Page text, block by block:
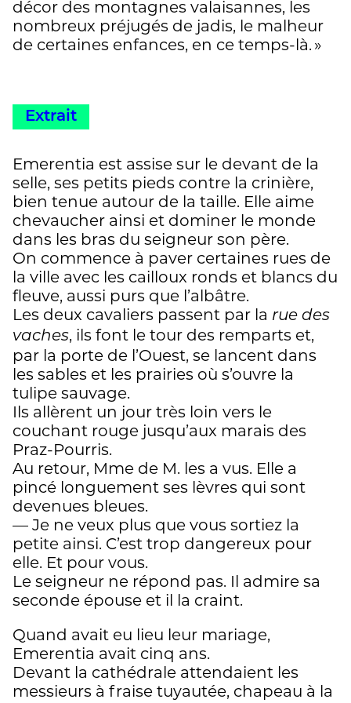
Françoise Berclaz
décor des montagnes valaisannes, les
nombreux préjugés de jadis, le malheur
de certaines enfances, en ce temps-là. »
Extrait
Emerentia est assise sur le devant de la
selle, ses petits pieds contre la crinière,
bien tenue autour de la taille. Elle aime
chevaucher ainsi et dominer le monde
dans les bras du seigneur son père.
On commence à paver certaines rues de
la ville avec les cailloux ronds et blancs du
fleuve, aussi purs que l’albâtre.
Les deux cavaliers passent par la rue des
vaches, ils font le tour des remparts et,
par la porte de l’Ouest, se lancent dans
les sables et les prairies où s’ouvre la
tulipe sauvage.
Ils allèrent un jour très loin vers le
couchant rouge jusqu’aux marais des
Praz-Pourris.
Au retour, Mme de M. les a vus. Elle a
pincé longuement ses lèvres qui sont
devenues bleues.
— Je ne veux plus que vous sortiez la
petite ainsi. C’est trop dangereux pour
elle. Et pour vous.
Le seigneur ne répond pas. Il admire sa
seconde épouse et il la craint.
Quand avait eu lieu leur mariage,
Emerentia avait cinq ans.
Devant la cathédrale attendaient les
messieurs à fraise tuyautée, chapeau à la